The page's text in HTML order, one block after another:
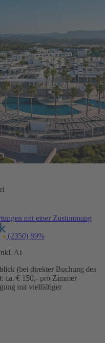
mit einer Zustimmung
(2350) 89%
AI
(bei direkter Buchung des
ca. € 150,- pro Zimmer
mit vielfältiger